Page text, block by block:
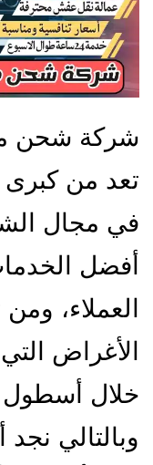
شركة شحن
تعد من
في مجال
أفضل
العملاء،
الأغراض
خلال أسطول
وبالتالي